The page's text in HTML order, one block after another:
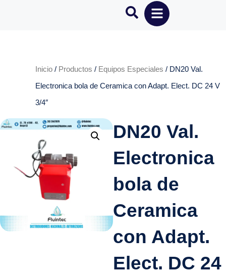
Inicio / Productos / Equipos Especiales / DN20 Val.
Electronica bola de Ceramica con Adapt. Elect. DC 24 V
3/4″
DN20 Val.
Electronica
bola de
Ceramica
con Adapt.
Elect. DC 24